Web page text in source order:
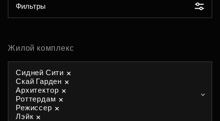
Фильтры
Жилой комплекс
Сидней Сити
Скай Гарден
Архитектор
Роттердам
Режиссер
Лэйк